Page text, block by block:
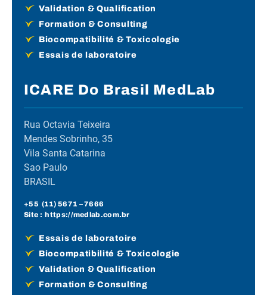
Validation & Qualification
Formation & Consulting
Biocompatibilité & Toxicologie
Essais de laboratoire
ICARE Do Brasil MedLab
Rua Octavia Teixeira
Mendes Sobrinho, 35
Vila Santa Catarina
Sao Paulo
BRASIL
+55 (11) 5671 – 7666
Site : https://medlab.com.br
Essais de laboratoire
Biocompatibilité & Toxicologie
Validation & Qualification
Formation & Consulting